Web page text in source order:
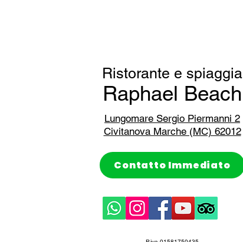
Ristorante e spiaggia
Raphael Beach
Lungomare Sergio Piermanni 2
Civitanova Marche (MC) 62012
Contatto Immediato